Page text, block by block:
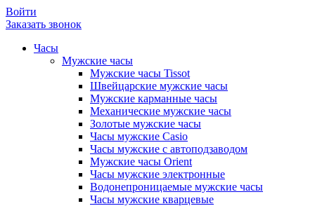
Войти
Заказать звонок
Часы
Мужские часы
Мужские часы Tissot
Швейцарские мужские часы
Мужские карманные часы
Механические мужские часы
Золотые мужские часы
Часы мужские Casio
Часы мужские с автоподзаводом
Мужские часы Orient
Часы мужские электронные
Водонепроницаемые мужские часы
Часы мужские кварцевые